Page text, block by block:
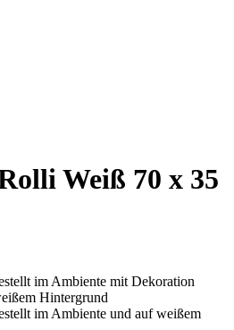
Weiß 70 x 35